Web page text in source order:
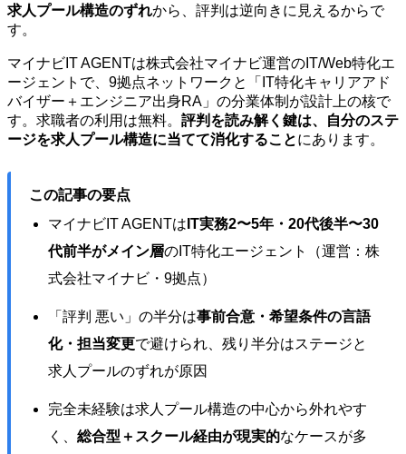
求人プール構造のずれから、評判は逆向きに見えるからで
す。
マイナビIT AGENTは株式会社マイナビ運営のIT/Web特化エ
ージェントで、9拠点ネットワークと「IT特化キャリアアド
バイザー＋エンジニア出身RA」の分業体制が設計上の核で
す。求職者の利用は無料。 評判を読み解く鍵は、自分のステ
ージを求人プール構造に当てて消化することにあります。
この記事の要点
マイナビIT AGENTは IT実務2〜5年・20代後半〜30
代前半がメイン層のIT特化エージェント（運営：株
式会社マイナビ・9拠点）
「評判 悪い」の半分は事前合意・希望条件の言語
化・担当変更で避けられ、残り半分はステージと
求人プールのずれが原因
完全未経験は求人プール構造の中心から外れやす
く、 総合型＋スクール経由が現実的なケースが多